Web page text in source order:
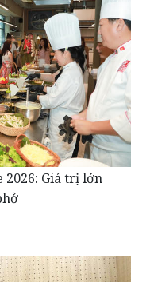
2026: Giá trị lớn